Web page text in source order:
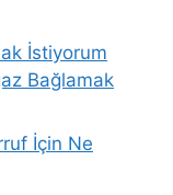
İstiyorum
Bağlamak
İçin Ne